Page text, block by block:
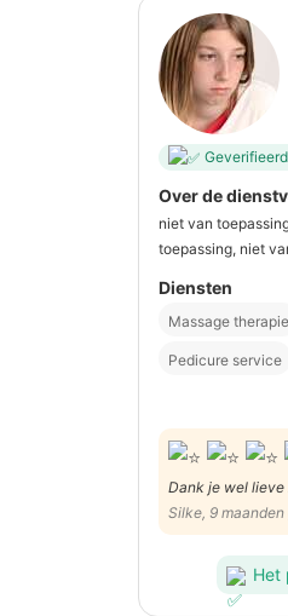
Over de
niet van
toepassing, niet
Diensten
Massage therapie
Pedicure service
Dank je wel lieve
Silke, 9
Het